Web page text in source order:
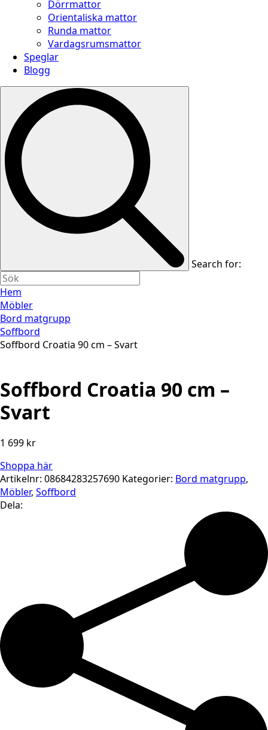
Dörrmattor
Orientaliska mattor
Runda mattor
Vardagsrumsmattor
Speglar
Blogg
Search for:
Hem
Möbler
Bord matgrupp
Soffbord
Soffbord Croatia 90 cm – Svart
Soffbord Croatia 90 cm –
Svart
1 699 kr
Shoppa här
Artikelnr: 08684283257690 Kategorier: Bord matgrupp,
Möbler, Soffbord
Dela: